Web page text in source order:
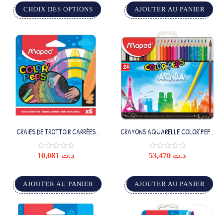
CHOIX DES OPTIONS AJOUTER AU PANIER
CRAIES DE TROTTOIR CARRÉES
COLOR’PEPS X6
د.ت
AJOUTER AU PANIER
CRAYONS AQUARELLE COLOR’PEPS
X24 BOITE METAL
د.ت
AJOUTER AU PANIER